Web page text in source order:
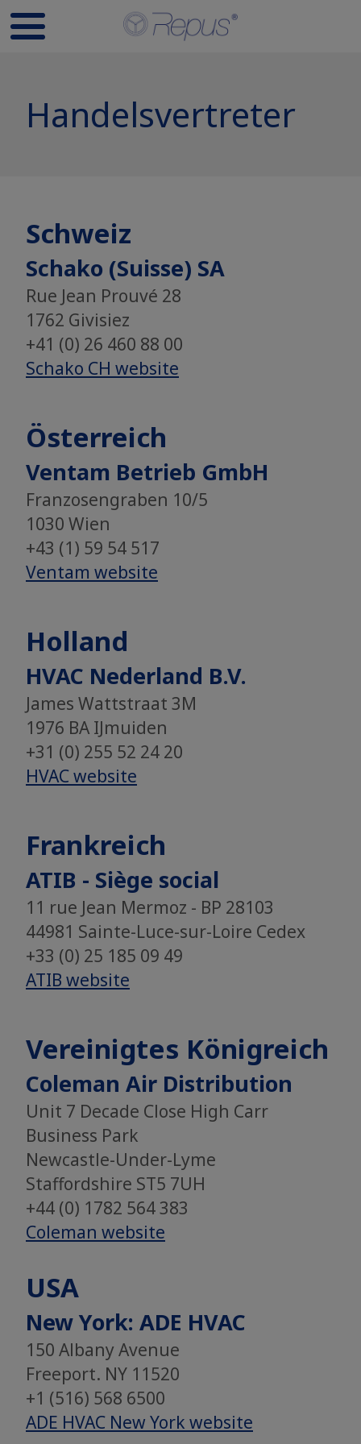
Handelsvertreter
Schweiz
Schako (Suisse) SA
Rue Jean Prouvé 28
1762 Givisiez
+41 (0) 26 460 88 00
Schako CH website
Österreich
Ventam Betrieb GmbH
Franzosengraben 10/5
1030 Wien
+43 (1) 59 54 517
​​​​​​​Ventam website
Holland
HVAC Nederland B.V.
James Wattstraat 3M
1976 BA IJmuiden
+31 (0) 255 52 24 20
HVAC website
Frankreich
ATIB - Siège social
11 rue Jean Mermoz - BP 28103
44981 Sainte-Luce-sur-Loire Cedex
+33 (0) 25 185 09 49
ATIB website
Vereinigtes Königreich
Coleman Air Distribution
Unit 7 Decade Close High Carr
Business Park
Newcastle-Under-Lyme
Staffordshire ST5 7UH
+44 (0) 1782 564 383
Coleman website
USA
New York: ADE HVAC
​​​​​​​150 Albany Avenue
Freeport. NY 11520
+1 (516) 568 6500
ADE HVAC New York website